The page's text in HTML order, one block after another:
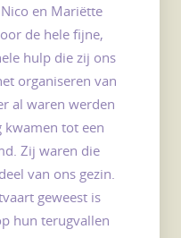
en Mariëtte
de hele fijne,
hulp die zij ons
organiseren van
al waren werden
kwamen tot een
Zij waren die
van ons gezin.
geweest is
hun terugvallen